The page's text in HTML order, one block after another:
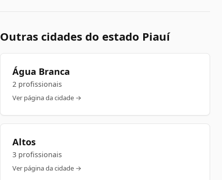
Outras cidades do estado Piauí
Água Branca
2 profissionais
Ver página da cidade →
Altos
3 profissionais
Ver página da cidade →